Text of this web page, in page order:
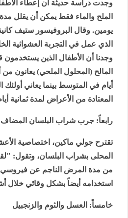
وجدت دراسة حديثة أن إعطاء
الملح والماء فقط يمكن أن يقلل مدة
يومين. وقال البروفيسور ستيف
الذي عمل في التجربة العشوائية
وجدنا أن الأطفال الذين يستخدمون
المالح (المحلول الملحي) يعانون
أيام في المتوسط بينما يعاني أولئك
المعتادة من الأعراض لمدة ثمانية
رابعاً: جرب شراب البلسان المضاف
تقترح جولي ماكين، اختصاصية
المحلى بشراب البلسان، وتقول:
من مدة المرض الناجم عن فيروسي
استخدامه أيضاً بشكل وقائي خلال
خامساً: العسل والثوم والزنجبيل